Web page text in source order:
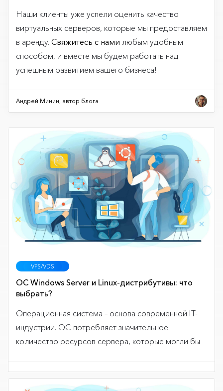
Наши клиенты уже успели оценить качество
виртуальных серверов, которые мы предоставляем
в аренду. Свяжитесь с нами любым удобным
способом, и вместе мы будем работать над
успешным развитием вашего бизнеса!
Андрей Минин, автор блога
VPS/VDS
ОС Windows Server и Linux-дистрибутивы: что
выбрать?
Операционная система – основа современной IT-
индустрии. ОС потребляет значительное
количество ресурсов сервера, которые могли бы